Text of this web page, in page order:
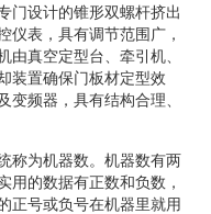
门设计的锥形双螺杆挤出
仪表，具有调节范围广，
由真空定型台、牵引机、
装置确保门板材定型效
变频器，具有结构合理、
称为机器数。机器数有两
用的数据有正数和负数，
正号或负号在机器里就用